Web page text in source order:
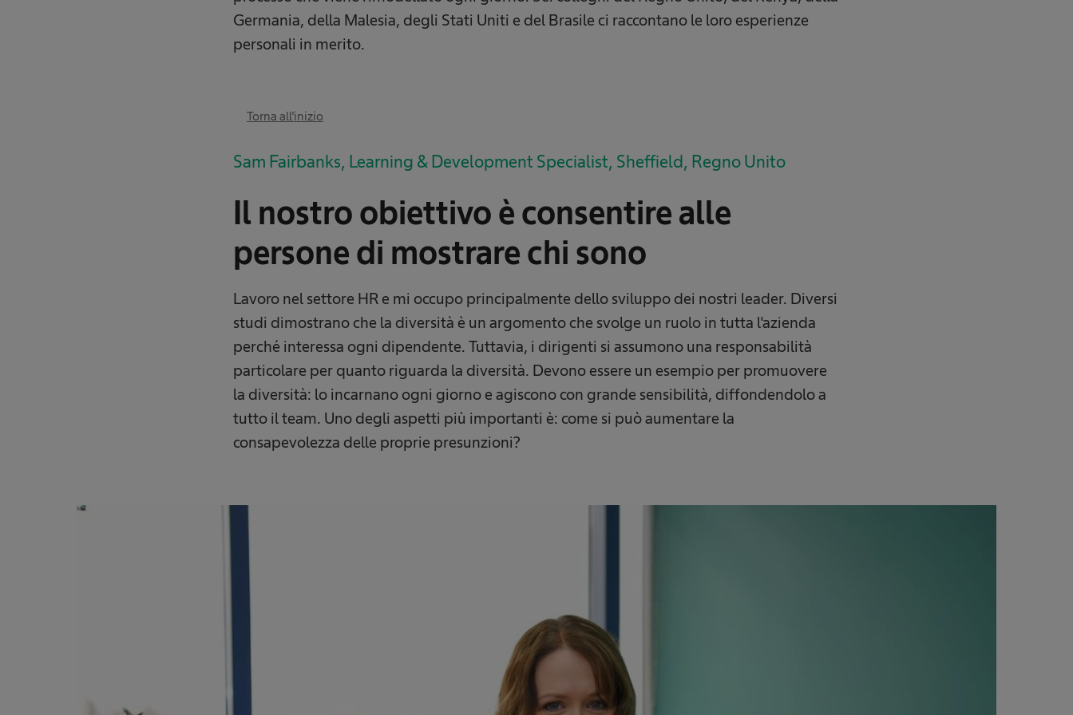
Germania, della Malesia, degli Stati Uniti e del Brasile ci raccontano le loro esperienze
personali in merito.
Torna all'inizio
Sam Fairbanks, Learning & Development Specialist, Sheffield, Regno Unito
Il nostro obiettivo è consentire alle
persone di mostrare chi sono
Lavoro nel settore HR e mi occupo principalmente dello sviluppo dei nostri leader. Diversi
studi dimostrano che la diversità è un argomento che svolge un ruolo in tutta l'azienda
perché interessa ogni dipendente. Tuttavia, i dirigenti si assumono una responsabilità
particolare per quanto riguarda la diversità. Devono essere un esempio per promuovere
la diversità: lo incarnano ogni giorno e agiscono con grande sensibilità, diffondendolo a
tutto il team. Uno degli aspetti più importanti è: come si può aumentare la
consapevolezza delle proprie presunzioni?